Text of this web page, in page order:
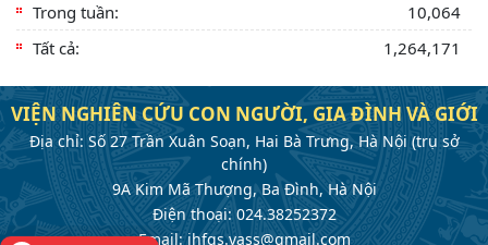
Trong tuần:
10,064
Tất cả:
1,264,171
VIỆN NGHIÊN CỨU CON NGƯỜI, GIA ĐÌNH VÀ GIỚI
Địa chỉ: Số 27 Trần Xuân Soạn, Hai Bà Trưng, Hà Nội (trụ sở
chính)
9A Kim Mã Thượng, Ba Đình, Hà Nội
Điện thoại: 024.38252372
Email: ihfgs.vass@gmail.com